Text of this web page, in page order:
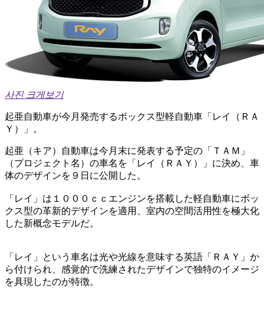
사진 크게보기
起亜自動車が今月発売するボックス型軽自動車「レイ（ＲＡ
Ｙ）」。
起亜（キア）自動車は今月末に発表する予定の「ＴＡＭ」
（プロジェクト名）の車名を「レイ（ＲＡＹ）」に決め、車
体のデザインを９日に公開した。
「レイ」は１０００ｃｃエンジンを搭載した軽自動車にボッ
クス型の革新的デザインを適用、室内の空間活用性を極大化
した新概念モデルだ。
「レイ」という車名は光や光線を意味する英語「ＲＡＹ」か
ら付けられ、感覚的で洗練されたデザインで独特のイメージ
を具現したのが特徴。